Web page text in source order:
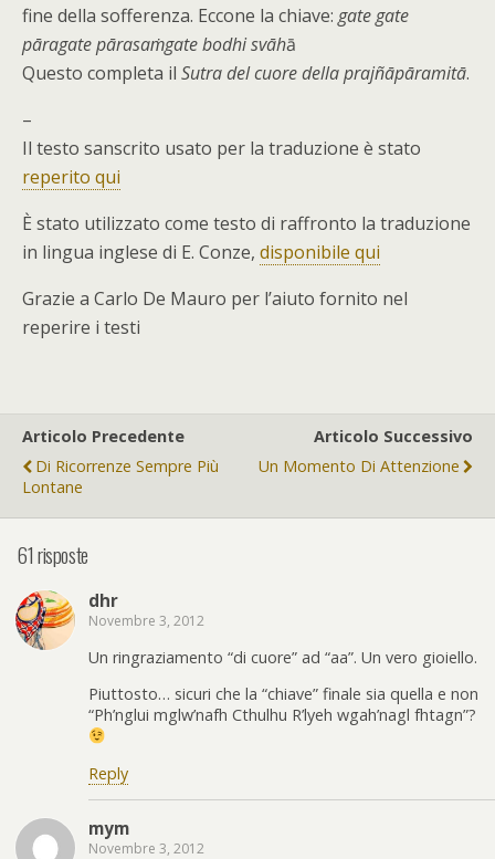
fine della sofferenza. Eccone la chiave: gate gate
pāragate pārasaṁgate bodhi svāhā
Questo completa il Sutra del cuore della prajñāpāramitā.
–
Il testo sanscrito usato per la traduzione è stato
reperito qui
È stato utilizzato come testo di raffronto la traduzione
in lingua inglese di E. Conze, disponibile qui
Grazie a Carlo De Mauro per l’aiuto fornito nel
reperire i testi
Articolo Precedente
Di Ricorrenze Sempre Più
Lontane
Articolo Successivo
Un Momento Di Attenzione
61 risposte
dhr
Novembre 3, 2012
Un ringraziamento “di cuore” ad “aa”. Un vero gioiello.
Piuttosto… sicuri che la “chiave” finale sia quella e non
“Ph’nglui mglw’nafh Cthulhu R’lyeh wgah’nagl fhtagn”?
Reply
mym
Novembre 3, 2012